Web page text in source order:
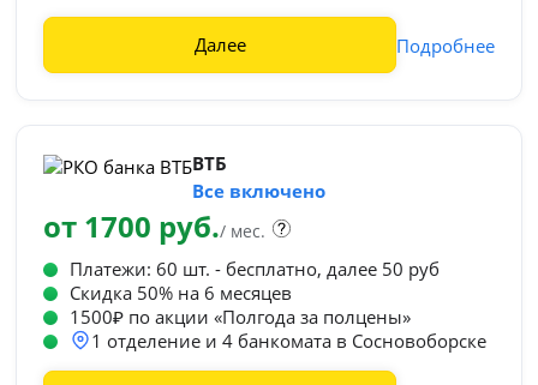
Далее Подробнее
ВТБ
Все включено
от 1700 руб./ мес.
Платежи: 60 шт. - бесплатно, далее 50 руб
Cкидка 50% на 6 месяцев
1500₽ по акции «Полгода за полцены»
1 отделение и 4 банкомата в Сосновоборске